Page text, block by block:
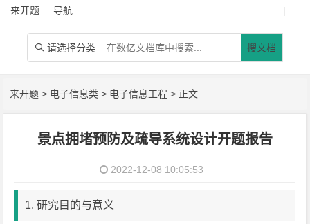
来开题 导航 |
 请选择分类 搜文档
来开题 > 电子信息类 > 电子信息工程 > 正文
景点拥堵预防及疏导系统设计开题报告
2022-12-08 10:05:53
1. 研究目的与意义